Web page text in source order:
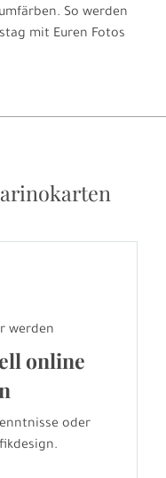
So werden
mit Euren Fotos
werden
online
oder